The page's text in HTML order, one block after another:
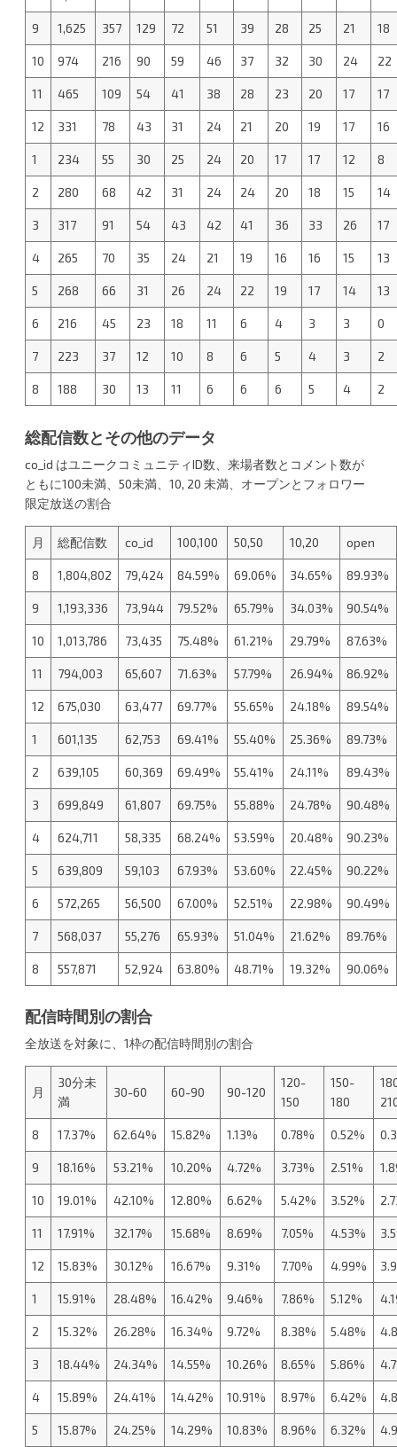
9 1,625 357 129 72 51 39 28 25 21 18
10 974 216 90 59 46 37 32 30 24 22
11 465 109 54 41 38 28 23 20 17 17
12 331 78 43 31 24 21 20 19 17 16
1 234 55 30 25 24 20 17 17 12 8
2 280 68 42 31 24 24 20 18 15 14
3 317 91 54 43 42 41 36 33 26 17
4 265 70 35 24 21 19 16 16 15 13
5 268 66 31 26 24 22 19 17 14 13
6 216 45 23 18 11 6 4 3 3 0
7 223 37 12 10 8 6 5 4 3 2
8 188 30 13 11 6 6 6 5 4 2
総配信数とその他のデータ
co_id はユニークコミュニティID数、来場者数とコメント数が
ともに100未満、50未満、10, 20 未満、オープンとフォロワー
限定放送の割合
月 総配信数 co_id 100,100 50,50 10,20 open
8 1,804,802 79,424 84.59% 69.06% 34.65% 89.93%
9 1,193,336 73,944 79.52% 65.79% 34.03% 90.54%
10 1,013,786 73,435 75.48% 61.21% 29.79% 87.63%
11 794,003 65,607 71.63% 57.79% 26.94% 86.92%
12 675,030 63,477 69.77% 55.65% 24.18% 89.54%
1 601,135 62,753 69.41% 55.40% 25.36% 89.73%
2 639,105 60,369 69.49% 55.41% 24.11% 89.43%
3 699,849 61,807 69.75% 55.88% 24.78% 90.48%
4 624,711 58,335 68.24% 53.59% 20.48% 90.23%
5 639,809 59,103 67.93% 53.60% 22.45% 90.22%
6 572,265 56,500 67.00% 52.51% 22.98% 90.49%
7 568,037 55,276 65.93% 51.04% 21.62% 89.76%
8 557,871 52,924 63.80% 48.71% 19.32% 90.06%
配信時間別の割合
全放送を対象に、1枠の配信時間別の割合
月
30分未
満
30-60 60-90 90-120
120-
150
150-
180
8 17.37% 62.64% 15.82% 1.13% 0.78% 0.52%
9 18.16% 53.21% 10.20% 4.72% 3.73% 2.51%
10 19.01% 42.10% 12.80% 6.62% 5.42% 3.52%
11 17.91% 32.17% 15.68% 8.69% 7.05% 4.53%
12 15.83% 30.12% 16.67% 9.31% 7.70% 4.99%
1 15.91% 28.48% 16.42% 9.46% 7.86% 5.12%
2 15.32% 26.28% 16.34% 9.72% 8.38% 5.48%
3 18.44% 24.34% 14.55% 10.26% 8.65% 5.86%
4 15.89% 24.41% 14.42% 10.91% 8.97% 6.42%
5 15.87% 24.25% 14.29% 10.83% 8.96% 6.32%